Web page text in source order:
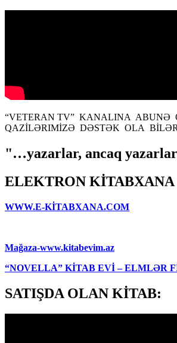
“VETERAN TV” KANALINA ABUNƏ
QAZİLƏRIMİZƏ DƏSTƏK OLA
"…yazarlar, ancaq
ELEKTRON KİTABXANA
WWW.E-KİTABXANA.COM
Mağaza-www.kitabevim.az
“NOVELLA” KİTAB EVİ – ELMLƏR
SATIŞDA OLAN KİTAB: